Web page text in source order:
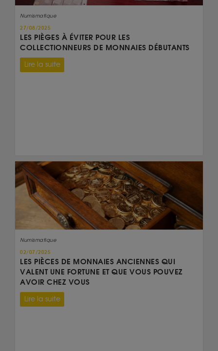
Numismatique
27/08/2025
LES PIÈGES À ÉVITER POUR LES
COLLECTIONNEURS DE MONNAIES DÉBUTANTS
Lire la suite
Numismatique
02/07/2025
LES PIÈCES DE MONNAIES ANCIENNES QUI
VALENT UNE FORTUNE ET QUE VOUS POUVEZ
AVOIR CHEZ VOUS
Lire la suite